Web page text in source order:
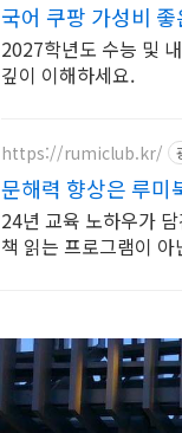
국어 쿠팡 가성비
2027학년도 수능 및
깊이 이해하세요.
https://rumiclub.kr/
문해력 향상은 루미
24년 교육 노하우가
책 읽는 프로그램이